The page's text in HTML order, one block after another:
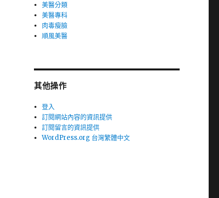
美醫分類
美醫專科
肉毒瘦臉
順風美醫
其他操作
登入
訂閱網站內容的資訊提供
訂閱留言的資訊提供
WordPress.org 台灣繁體中文